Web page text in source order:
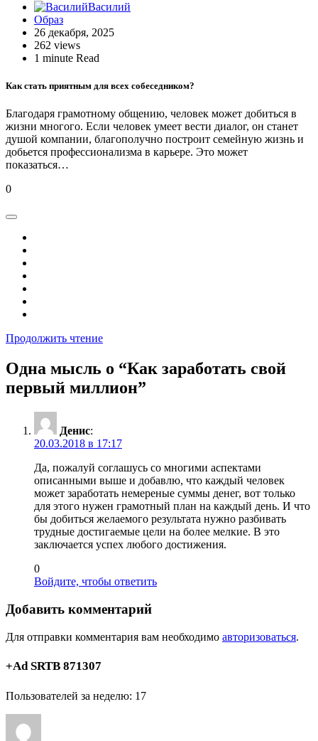
Василий
Образ
26 декабря, 2025
262 views
1 minute Read
Как стать приятным для всех собеседником?
Благодаря грамотному общению, человек может добиться в
жизни многого. Если человек умеет вести диалог, он станет
душой компании, благополучно построит семейную жизнь и
добьется профессионализма в карьере. Это может
показаться…
0
Продолжить чтение
Одна мысль о “Как заработать свой
первый миллион”
Денис:
20.03.2018 в 17:17
Да, пожалуй соглашусь со многими аспектами
описанными выше и добавлю, что каждый человек
может заработать немереные суммы денег, вот только
для этого нужен грамотный план на каждый день. И что
бы добиться желаемого результата нужно разбивать
трудные достигаемые цели на более мелкие. В это
заключается успех любого достижения.
0
Войдите, чтобы ответить
Добавить комментарий
Для отправки комментария вам необходимо авторизоваться.
+Ad SRTB 871307
Пользователей за неделю: 17